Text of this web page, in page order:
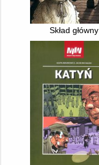
Skład główny